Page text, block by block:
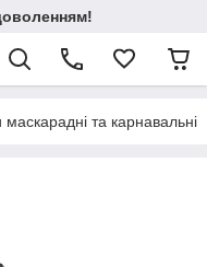
та карнавальні